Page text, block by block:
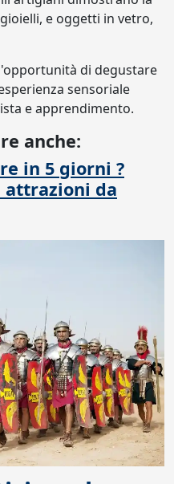
e oggetti in vetro,
di degustare
sensoriale
e apprendimento.
anche:
in 5 giorni ?
da